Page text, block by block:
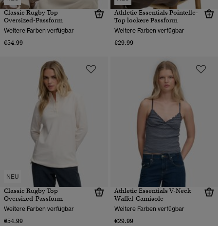
Classic Rugby Top
Oversized-Passform
Weitere Farben verfügbar
€54.99
Athletic Essentials Pointelle-
Top lockere Passform
Weitere Farben verfügbar
€29.99
NEU
Classic Rugby Top
Oversized-Passform
Weitere Farben verfügbar
€54.99
Athletic Essentials V-Neck
Waffel-Camisole
Weitere Farben verfügbar
€29.99